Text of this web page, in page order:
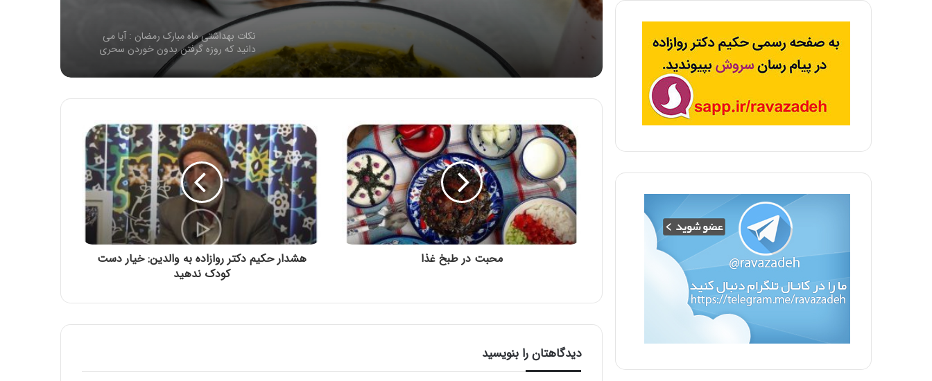
نکات بهداشتی ماه مبارک رمضان : آیا می
دانید که روزه گرفتن بدون خوردن سحری
بسیار مضر می باشد
چای به لیمو
سائیدگی مفاصل( آرتروز )
روغن زیتون غذای معروف پیامبران
غذاهاي محلي استان خراسان جنوبي نام غذا:
آرد بريان
محبت در طبخ غذا
هشدار حکیم دکتر روازاده به والدین: خیار دست
کودک ندهید
دیدگاهتان را بنویسید